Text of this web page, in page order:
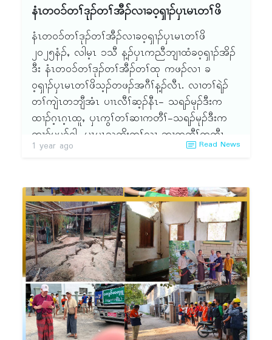
နံၤတဝ၁်တၢ်ဒုၣ်တၢ်အီၣ်လၢခဝ့ၡၢၣ်ၦၤမၤတၢ်ဖိ
နံၤတဝ၁်တၢ်ဒုၣ်တၢ်အီၣ်လၢခဝ့ၡၢၣ်ၦၤမၤတၢ်ဖိ
၂ဝ၂၅နံၣ်ႇ လါမ့ၤ ၁သီ န့ၣ်ၦၤကညီဘျၢထံခဝ့ၡၢၣ်အိၣ်
ဒီး နံၤတဝ၁်တၢ်ဒုၣ်တၢ်အီၣ်တၢ်ထု ကဖၣ်လၢ ခ
ဝ့ၡၢၣ်ၦၤမၤတၢ်ဖိသ့ၣ်တဖၣ်အဂီၢ်န့ၣ်လီၤ. လၢတၢ်ရဲၣ်
တၢ်ကျဲၤတဘျီအံၤ ပၢၤလီၢ်ဆ့ၣ်နီၤ- သရၣ်မုၣ်ဒီးက
ထၢၣ်ဂ့ၤဂ့ၤထူႇ ၦၤကွၢ်တၢ်ဆၢကတီၢ်-သရၣ်မုၣ်ဒီးက
ထၢၣ်မုမုၣ်ဝါႇ ၦၤမၤသကိးတၢ်လၢ ဆၢကတီၢ်တတီၤ
ဘၣ်တတီၤန့ၣ် မ့ၢ်ဝဲၤကျိၤ(၁၄)ကျိၤႇ ၦၤနဲၣ်တၢ်/ၦၤနဲၣ်
တဖၣ်အိၣ်ဝဲအဂၤ (၆ဝ)ဘျဲၣ်န့ၣ်လီၤ. တၢ်ရဲၣ်တၢ်ကျဲၤ
အံၤအိၣ်ဒီး တၢ်ထုကဖၣ် ဆၢဂ့ၤဆၢဝါႇ သ့ၣ်နီၣ်ထုက
ဖၣ်သကိးလၢ ကီၢ်/လံ၁်စီဆှံကၠိသ့ၣ်တဖၣ်အဂီၢ်ႇ တၢ်
အိၣ်ဖှိၣ် ဖိလံၤပျဲၢ်ဘီၣ်သ့ၣ်တဖၣ်အဂီၢ်အဃိ ပထံၣ်ဘၣ်
လၢအမ့ၢ်တၢ်ရဲၣ်တၢ်ကျဲၤအံၤ ကဲထီၣ်တၢ်ဘျုးတၢ်ဖှိၣ်
လၢအအိၣ်ဒီး အထုးအစီလၢပမၤသကိးဘၣ်တၢ်န့ၣ်လီၤ.
လၢခံကတၢၢ်န့ၣ်အိၣ်ဒီး တၢ်ပ၁်စီဆှံသး တၢ်ဘါအဃိ ပ
နၢ်ဟူဘၣ်တၢ်ကစီၣ်အမု၁်လၢ သရၣ်မုၣ်ၡံထၣ်ဖီ(ကျိၣ်စ့
ဒီးတၢ်စုလီၢ်ခီၣ်ခိၣ်ဝဲၤကျိၤႇ ၦၤနဲၣ်တၢ်)န့ၣ်လီၤ.
1 year ago Read News